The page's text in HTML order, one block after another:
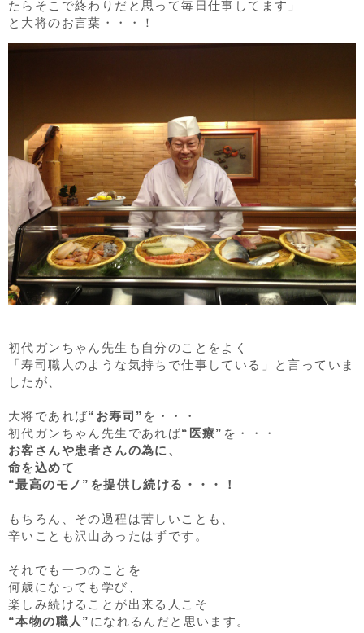
たらそこで終わりだと思って毎日仕事してます」
と大将のお言葉・・・！
初代ガンちゃん先生も自分のことをよく
「寿司職人のような気持ちで仕事している」と言っていま
したが、
大将であれば“お寿司” を・・・
初代ガンちゃん先生であれば“医療” を・・・
お客さんや患者さんの為に、
命を込めて
“最高のモノ”を提供し続ける・・・！
もちろん、その過程は苦しいことも、
辛いことも沢山あったはずです。
それでも一つのことを
何歳になっても学び、
楽しみ続けることが出来る人こそ
“本物の職人” になれるんだと思います。